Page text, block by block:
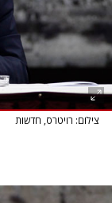
צילום: רויטרס, חדשות